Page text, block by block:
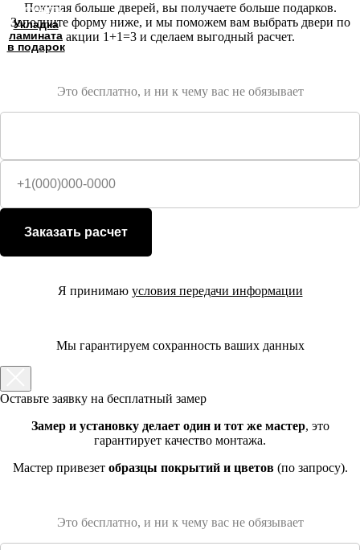
Покупая больше дверей, вы получаете больше подарков.
Заполните форму ниже, и мы поможем вам выбрать двери по
акции 1+1=3 и сделаем выгодный расчет.
Это бесплатно, и ни к чему вас не обязывает
Заказать расчет
Я принимаю условия передачи информации
Мы гарантируем сохранность ваших данных
Оставьте заявку на бесплатный замер
Замер и установку делает один и тот же мастер, это
гарантирует качество монтажа.
Мастер привезет образцы покрытий и цветов(по запросу).
Это бесплатно, и ни к чему вас не обязывает